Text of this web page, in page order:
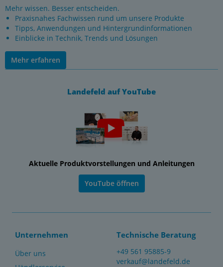
Mehr wissen. Besser entscheiden.
Praxisnahes Fachwissen rund um unsere Produkte
Tipps, Anwendungen und Hintergrundinformationen
Einblicke in Technik, Trends und Lösungen
Mehr erfahren
Landefeld auf YouTube
Aktuelle Produktvorstellungen und Anleitungen
YouTube öffnen
Unternehmen
Über uns
Technische Beratung
+49 561 95885-9
verkauf@landefeld.de